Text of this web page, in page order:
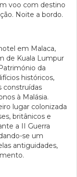
voo com destino
Noite a bordo.
em Malaca,
de Kuala Lumpur
da
históricos,
construídas
à Malásia.
lugar colonizada
britânicos e
a II Guerra
se um
antiguidades,